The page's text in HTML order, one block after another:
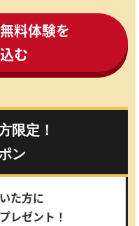
料体験を
む
限定！
ン
た方に
レゼント！